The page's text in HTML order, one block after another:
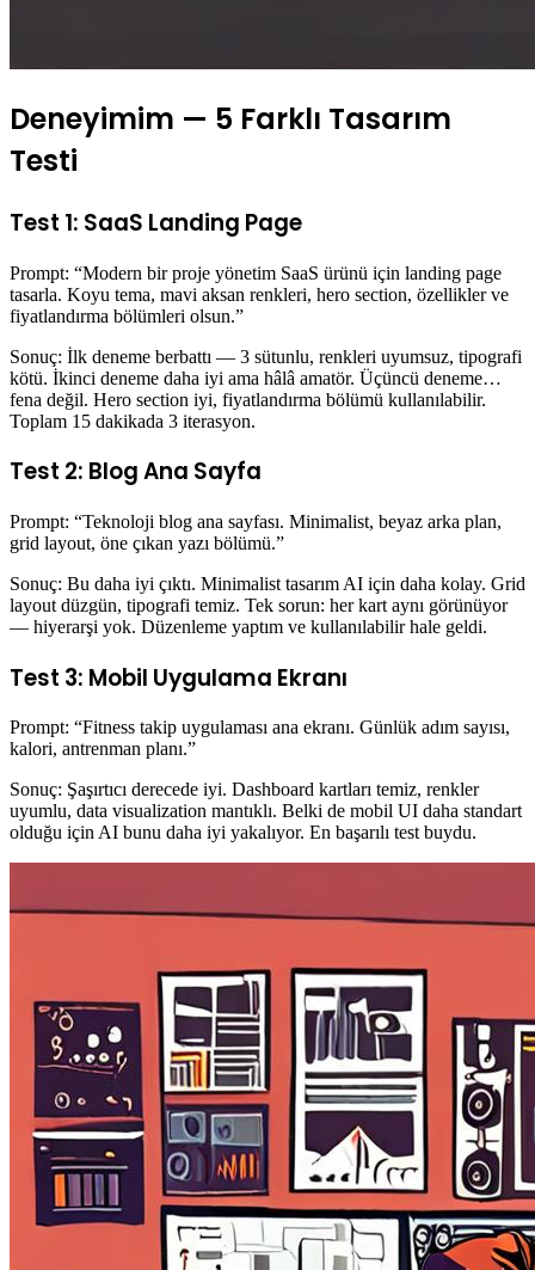
Deneyimim — 5 Farklı Tasarım
Testi
Test 1: SaaS Landing Page
Prompt: “Modern bir proje yönetim SaaS ürünü için landing page
tasarla. Koyu tema, mavi aksan renkleri, hero section, özellikler ve
fiyatlandırma bölümleri olsun.”
Sonuç: İlk deneme berbattı — 3 sütunlu, renkleri uyumsuz, tipografi
kötü. İkinci deneme daha iyi ama hâlâ amatör. Üçüncü deneme…
fena değil. Hero section iyi, fiyatlandırma bölümü kullanılabilir.
Toplam 15 dakikada 3 iterasyon.
Test 2: Blog Ana Sayfa
Prompt: “Teknoloji blog ana sayfası. Minimalist, beyaz arka plan,
grid layout, öne çıkan yazı bölümü.”
Sonuç: Bu daha iyi çıktı. Minimalist tasarım AI için daha kolay. Grid
layout düzgün, tipografi temiz. Tek sorun: her kart aynı görünüyor
— hiyerarşi yok. Düzenleme yaptım ve kullanılabilir hale geldi.
Test 3: Mobil Uygulama Ekranı
Prompt: “Fitness takip uygulaması ana ekranı. Günlük adım sayısı,
kalori, antrenman planı.”
Sonuç: Şaşırtıcı derecede iyi. Dashboard kartları temiz, renkler
uyumlu, data visualization mantıklı. Belki de mobil UI daha standart
olduğu için AI bunu daha iyi yakalıyor. En başarılı test buydu.